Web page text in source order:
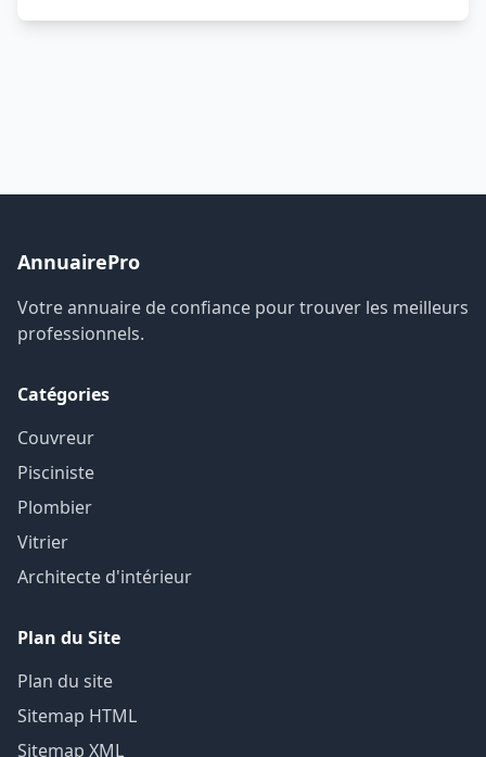
AnnuairePro
Votre annuaire de confiance pour trouver les meilleurs
professionnels.
Catégories
Couvreur
Pisciniste
Plombier
Vitrier
Architecte d'intérieur
Plan du Site
Plan du site
Sitemap HTML
Sitemap XML